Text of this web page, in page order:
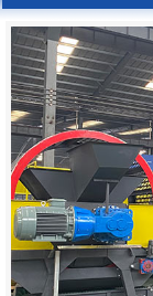
品
视
频
现
场
方
案
动
态
联
系
郑